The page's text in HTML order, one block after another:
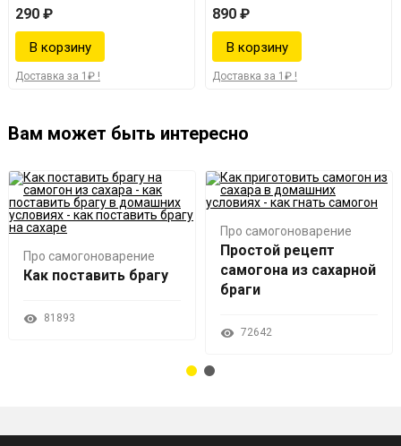
290 ₽
Доставка за 1₽ !
890 ₽
Доставка за 1₽ !
Вам может быть интересно
Про самогоноварение
Как поставить брагу
81893
Про самогоноварение
Простой рецепт
самогона из сахарной
браги
72642